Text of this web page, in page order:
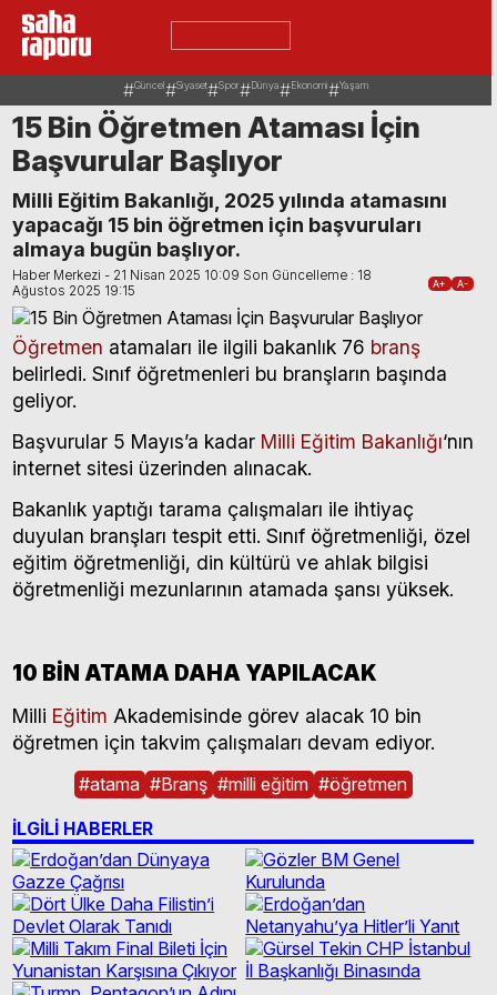
Güncel Siyaset Spor Dünya Ekonomi Yaşam
15 Bin Öğretmen Ataması İçin
Başvurular Başlıyor
Milli Eğitim Bakanlığı, 2025 yılında atamasını
yapacağı 15 bin öğretmen için başvuruları
almaya bugün başlıyor.
Haber Merkezi - 21 Nisan 2025 10:09 Son Güncelleme : 18
Ağustos 2025 19:15
A+ A-
Öğretmen atamaları ile ilgili bakanlık 76 branş
belirledi. Sınıf öğretmenleri bu branşların başında
geliyor.
Başvurular 5 Mayıs’a kadar Milli Eğitim Bakanlığı‘nın
internet sitesi üzerinden alınacak.
Bakanlık yaptığı tarama çalışmaları ile ihtiyaç
duyulan branşları tespit etti. Sınıf öğretmenliği, özel
eğitim öğretmenliği, din kültürü ve ahlak bilgisi
öğretmenliği mezunlarının atamada şansı yüksek.
10 BİN ATAMA DAHA YAPILACAK
Milli Eğitim Akademisinde görev alacak 10 bin
öğretmen için takvim çalışmaları devam ediyor.
#atama #Branş #milli eğitim #öğretmen
İLGİLİ HABERLER